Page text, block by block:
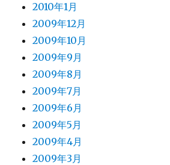
2010年1月
2009年12月
2009年10月
2009年9月
2009年8月
2009年7月
2009年6月
2009年5月
2009年4月
2009年3月